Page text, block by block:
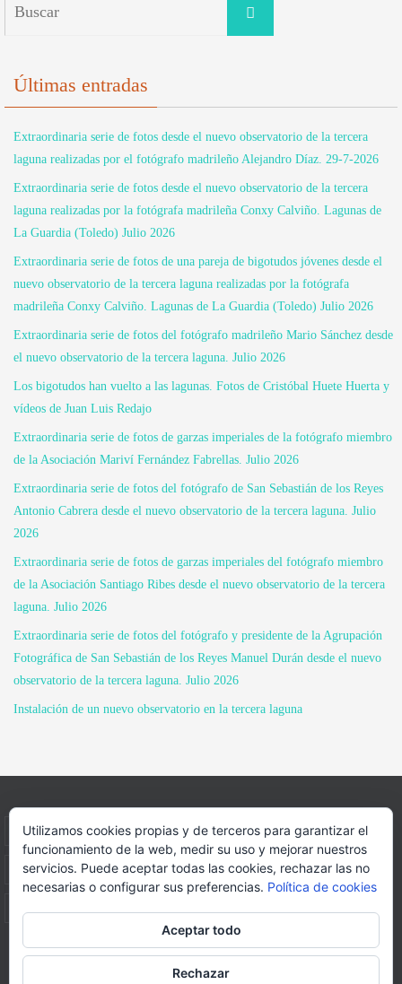
Buscar
Últimas entradas
Extraordinaria serie de fotos desde el nuevo observatorio de la tercera
laguna realizadas por el fotógrafo madrileño Alejandro Díaz. 29-7-2026
Extraordinaria serie de fotos desde el nuevo observatorio de la tercera
laguna realizadas por la fotógrafa madrileña Conxy Calviño. Lagunas de
La Guardia (Toledo) Julio 2026
Extraordinaria serie de fotos de una pareja de bigotudos jóvenes desde el
nuevo observatorio de la tercera laguna realizadas por la fotógrafa
madrileña Conxy Calviño. Lagunas de La Guardia (Toledo) Julio 2026
Extraordinaria serie de fotos del fotógrafo madrileño Mario Sánchez desde
el nuevo observatorio de la tercera laguna. Julio 2026
Los bigotudos han vuelto a las lagunas. Fotos de Cristóbal Huete Huerta y
vídeos de Juan Luis Redajo
Extraordinaria serie de fotos de garzas imperiales de la fotógrafo miembro
de la Asociación Mariví Fernández Fabrellas. Julio 2026
Extraordinaria serie de fotos del fotógrafo de San Sebastián de los Reyes
Antonio Cabrera desde el nuevo observatorio de la tercera laguna. Julio
2026
Extraordinaria serie de fotos de garzas imperiales del fotógrafo miembro
de la Asociación Santiago Ribes desde el nuevo observatorio de la tercera
laguna. Julio 2026
Extraordinaria serie de fotos del fotógrafo y presidente de la Agrupación
Fotográfica de San Sebastián de los Reyes Manuel Durán desde el nuevo
observatorio de la tercera laguna. Julio 2026
Instalación de un nuevo observatorio en la tercera laguna
INICIO INFORMACIÓN ASOCIACION
SUS HABITANTES FOTOS VIDEOS BLOG
Página web realizada porFORMACION WEBS Y MULTIMEDIA
Utilizamos cookies propias y de terceros para garantizar el
funcionamiento de la web, medir su uso y mejorar nuestros
servicios. Puede aceptar todas las cookies, rechazar las no
necesarias o configurar sus preferencias. Política de cookies
Aceptar todo
Rechazar